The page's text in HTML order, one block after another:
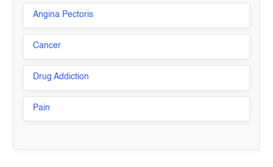
Angina Pectoris
Cancer
Drug Addiction
Pain